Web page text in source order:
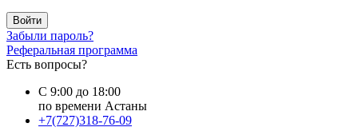
Войти
Забыли пароль?
Реферальная программа
Есть вопросы?
С 9:00 до 18:00
по времени Астаны
+7(727)318-76-09